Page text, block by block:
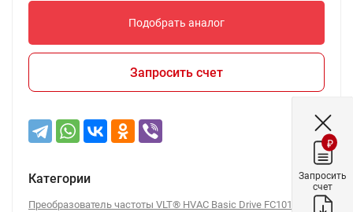
Подобрать аналог
Запросить счет
Категории
Преобразователь частоты VLT® HVAC Basic Drive FC101
₽
Запросить
счет